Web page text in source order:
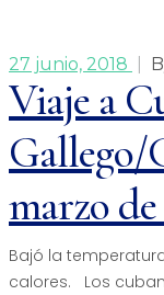
27 junio, 2018
Viaje a
Gallego/
marzo de
Bajó la
calores. Los